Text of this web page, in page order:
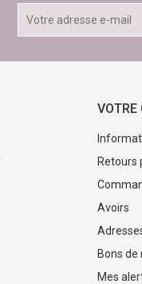
VOTRE
Retours
Avoirs
Bons de
Mes